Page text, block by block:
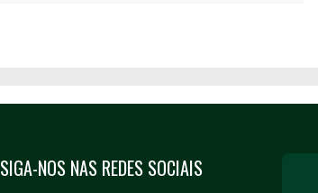
SIGA-NOS NAS REDES SOCIAIS